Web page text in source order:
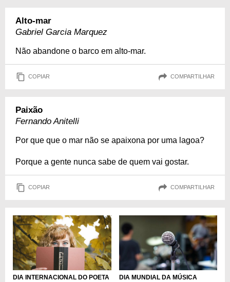
Alto-mar
Gabriel Garcia Marquez
Não abandone o barco em alto-mar.
COPIAR COMPARTILHAR
Paixão
Fernando Anitelli
Por que que o mar não se apaixona por uma lagoa?
Porque a gente nunca sabe de quem vai gostar.
COPIAR COMPARTILHAR
DIA INTERNACIONAL DO POETA DIA MUNDIAL DA MÚSICA